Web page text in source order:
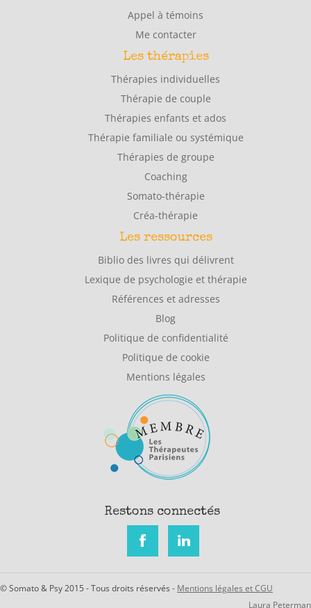
Appel à témoins
Me contacter
Les thérapies
Thérapies individuelles
Thérapie de couple
Thérapies enfants et ados
Thérapie familiale ou systémique
Thérapies de groupe
Coaching
Somato-thérapie
Créa-thérapie
Les ressources
Biblio des livres qui délivrent
Lexique de psychologie et thérapie
Références et adresses
Blog
Politique de confidentialité
Politique de cookie
Mentions légales
Restons connectés
© Somato & Psy 2015 - Tous droits réservés - Mentions légales et CGU
Laura Peterman